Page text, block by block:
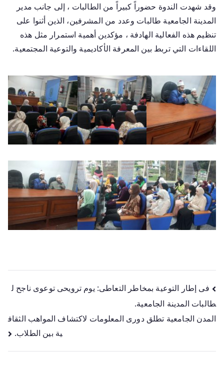
وقد شهدت الندوة حضوراً كبيراً من الطالبات ، إلى جانب مدير
المدينة الجامعية طالبات وعدد من المشرفين، الذين أثنوا على
تنظيم هذه الفعالية الهادفة ، مؤكدين أهمية استمرار مثل هذه
اللقاءات التي تربط بين المعرفة الأكاديمية والتوعية المجتمعية.
فى إطار التوعية بمخاطر التعاطى: يوم ترويحى توعوى ناجح ل
طالبات المدينة الجامعية.
المدن الجامعية تطلق دورى المعلومات لاكتشاف المواهب الثقاف
ية بين الطلاب.